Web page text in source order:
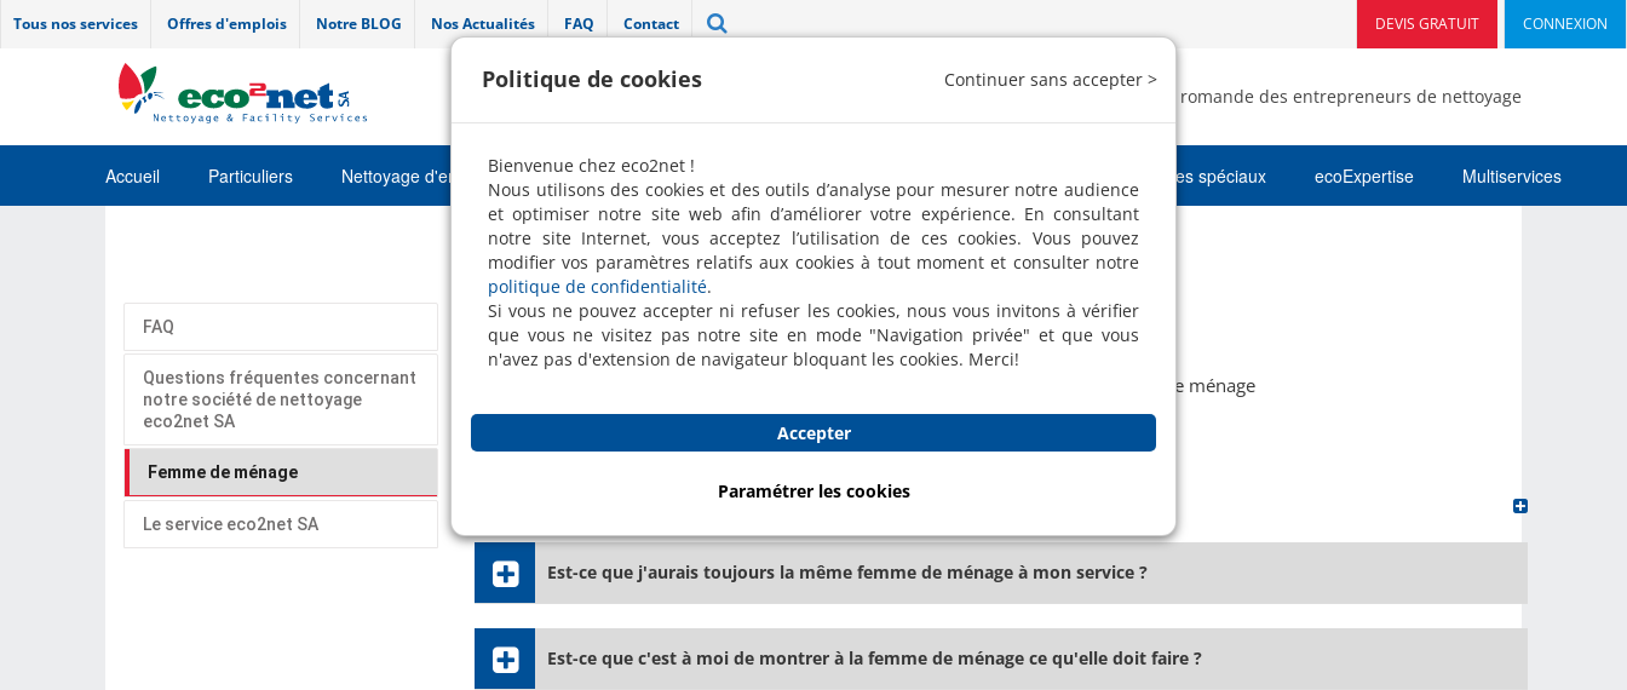
Tous nos services Offres d'emplois Notre BLOG Nos Actualités FAQ Contact CONNEXION
DEVIS GRATUIT
"Label 100 % pro" décerné par la FREN - Fédération romande des entrepreneurs de nettoyage
Accueil Particuliers Nettoyage d'entretien Robots de nettoyage Nettoyages spéciaux ecoExpertise Multiservices
FAQ
Questions fréquentes concernant
notre société de nettoyage
eco2net SA
Femme de ménage
Le service eco2net SA
Femme de ménage
Voici les questions fréquemment posées concernant les interventions des femmes de ménage
Est-ce que j'aurais toujours la même femme de ménage à mon service ?
Est-ce que c'est à moi de montrer à la femme de ménage ce qu'elle doit faire ?
Politique de cookies Continuer sans accepter >
Bienvenue chez eco2net !
Nous utilisons des cookies et des outils d’analyse pour mesurer notre audience
et optimiser notre site web afin d’améliorer votre expérience. En consultant
notre site Internet, vous acceptez l’utilisation de ces cookies. Vous pouvez
modifier vos paramètres relatifs aux cookies à tout moment et consulter notre
politique de confidentialité.
Si vous ne pouvez accepter ni refuser les cookies, nous vous invitons à vérifier
que vous ne visitez pas notre site en mode "Navigation privée" et que vous
n'avez pas d'extension de navigateur bloquant les cookies. Merci!
Accepter
Paramétrer les cookies